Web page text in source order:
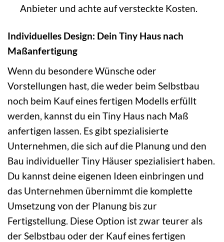
Anbieter und achte auf versteckte Kosten.
Individuelles Design: Dein Tiny Haus nach
Maßanfertigung
Wenn du besondere Wünsche oder
Vorstellungen hast, die weder beim Selbstbau
noch beim Kauf eines fertigen Modells erfüllt
werden, kannst du ein Tiny Haus nach Maß
anfertigen lassen. Es gibt spezialisierte
Unternehmen, die sich auf die Planung und den
Bau individueller Tiny Häuser spezialisiert haben.
Du kannst deine eigenen Ideen einbringen und
das Unternehmen übernimmt die komplette
Umsetzung von der Planung bis zur
Fertigstellung. Diese Option ist zwar teurer als
der Selbstbau oder der Kauf eines fertigen